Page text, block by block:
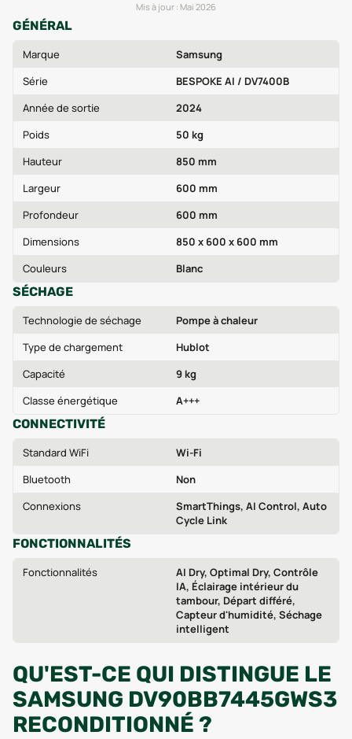
Mis à jour : Mai 2026
GÉNÉRAL
Marque
Samsung
Série
BESPOKE AI / DV7400B
Année de sortie
2024
Poids
50 kg
Hauteur
850 mm
Largeur
600 mm
Profondeur
600 mm
Dimensions
850 x 600 x 600 mm
Couleurs
Blanc
SÉCHAGE
Technologie de séchage
Pompe à chaleur
Type de chargement
Hublot
Capacité
9 kg
Classe énergétique
A+++
CONNECTIVITÉ
Standard WiFi
Wi‑Fi
Bluetooth
Non
Connexions
SmartThings, AI Control, Auto
Cycle Link
FONCTIONNALITÉS
Fonctionnalités
AI Dry, Optimal Dry, Contrôle
IA, Éclairage intérieur du
tambour, Départ différé,
Capteur d'humidité, Séchage
intelligent
QU'EST-CE QUI DISTINGUE LE
SAMSUNG DV90BB7445GWS3
RECONDITIONNÉ ?